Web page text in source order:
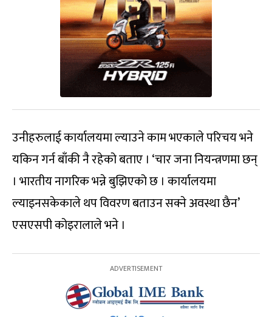
उनीहरुलाई कार्यालयमा ल्याउने काम भएकाले परिचय भने
यकिन गर्न बाँकी नै रहेको बताए । ‘चार जना नियन्त्रणमा छन्
। भारतीय नागरिक भन्ने बुझिएको छ । कार्यालयमा
ल्याइनसकेकाले थप विवरण बताउन सक्ने अवस्था छैन’
एसएसपी कोइरालाले भने ।